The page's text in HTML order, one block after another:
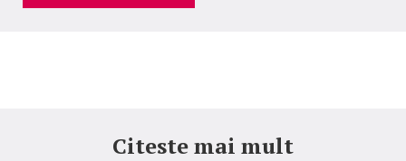
Citeste mai mult